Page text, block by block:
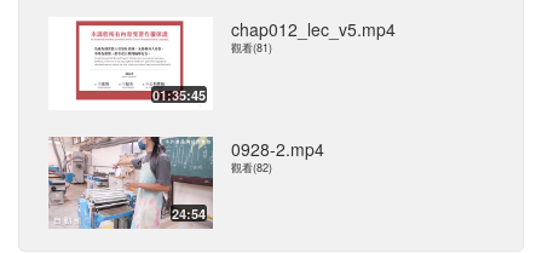
01:35:45
chap012_lec_v5.mp4
觀看(81)
24:54
0928-2.mp4
觀看(82)